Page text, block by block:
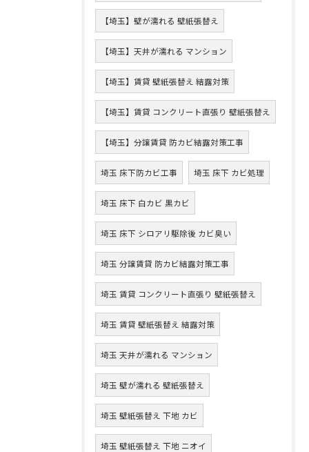
【埼玉】壁が濡れる 壁紙張替え
【埼玉】天井が濡れる マンション
【埼玉】賃貸 壁紙張替え 結露対策
【埼玉】賃貸 コンクリート直張り 壁紙張替え
【埼玉】分譲賃貸 防カビ結露対策工事
埼玉 床下防カビ工事 埼玉 床下 カビ処理
埼玉 床下 白カビ 黒カビ
埼玉 床下 シロアリ駆除後 カビ臭い
埼玉 分譲賃貸 防カビ結露対策工事
埼玉 賃貸 コンクリート直張り 壁紙張替え
埼玉 賃貸 壁紙張替え 結露対策
埼玉 天井が濡れる マンション
埼玉 壁が濡れる 壁紙張替え
埼玉 壁紙張替え 下地 カビ
埼玉 壁紙張替え 下地 ニオイ